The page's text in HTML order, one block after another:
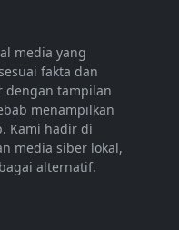
media yang
fakta dan
dengan tampilan
menampilkan
Kami hadir di
media siber lokal,
alternatif.